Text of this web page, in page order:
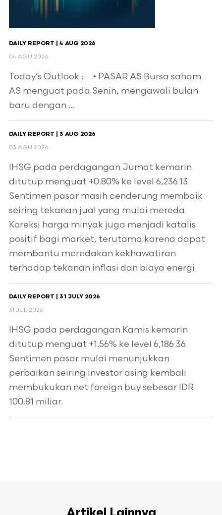
DAILY REPORT | 4 AUG 2026
04 AGU 2026
Today’s Outlook : • PASAR AS:Bursa saham
AS menguat pada Senin, mengawali bulan
baru dengan ...
DAILY REPORT | 3 AUG 2026
03 AGU 2026
IHSG pada perdagangan Jumat kemarin
ditutup menguat +0.80% ke level 6,236.13.
Sentimen pasar masih cenderung membaik
seiring tekanan jual yang mulai mereda.
Koreksi harga minyak juga menjadi katalis
positif bagi market, terutama karena dapat
membantu meredakan kekhawatiran
terhadap tekanan inflasi dan biaya energi.
DAILY REPORT | 31 JULY 2026
31 JUL 2026
IHSG pada perdagangan Kamis kemarin
ditutup menguat +1.56% ke level 6,186.36.
Sentimen pasar mulai menunjukkan
perbaikan seiring investor asing kembali
membukukan net foreign buy sebesar IDR
100.81 miliar.